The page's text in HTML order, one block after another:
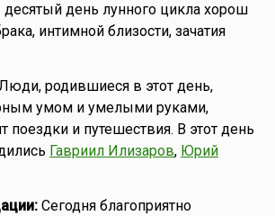
десятый день лунного цикла хорош
интимной близости, зачатия
родившиеся в этот день,
умом и умелыми руками,
поездки и путешествия. В этот день
Гавриил Илизаров, Юрий
Сегодня благоприятно